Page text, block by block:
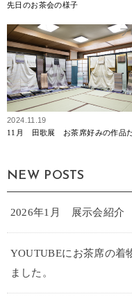
先日のお茶会の様子
ブ
2024.11.19
11月 田歌展 お茶席好みの作品
NEW POSTS
2026年1月 展示会紹介
YOUTUBEにお茶席の
ました。